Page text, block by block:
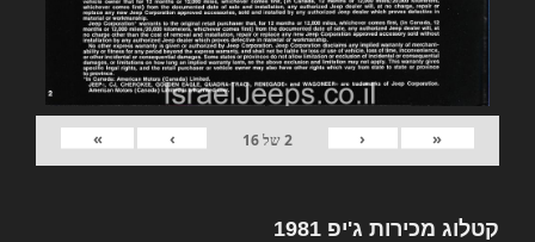
«
‹
2של16
›
»
קטלוג מכירות ג'יפ 1981